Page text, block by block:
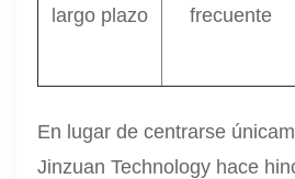
largo plazo
frecuente
En lugar de centrarse
Jinzuan Technology hace